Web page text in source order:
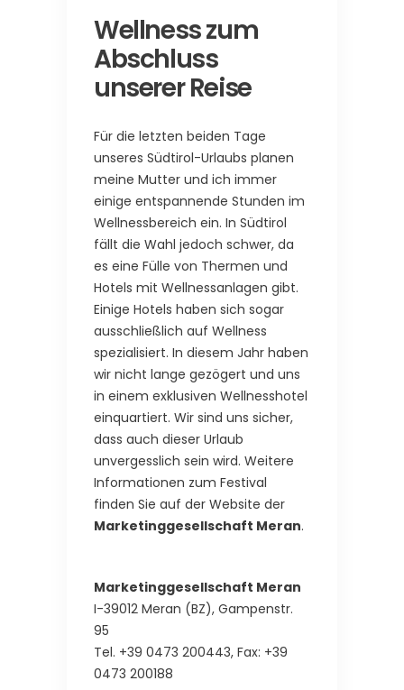
Wellness zum
Abschluss
unserer Reise
Für die letzten beiden Tage
unseres Südtirol-Urlaubs planen
meine Mutter und ich immer
einige entspannende Stunden im
Wellnessbereich ein. In Südtirol
fällt die Wahl jedoch schwer, da
es eine Fülle von Thermen und
Hotels mit Wellnessanlagen gibt.
Einige Hotels haben sich sogar
ausschließlich auf Wellness
spezialisiert. In diesem Jahr haben
wir nicht lange gezögert und uns
in einem exklusiven Wellnesshotel
einquartiert. Wir sind uns sicher,
dass auch dieser Urlaub
unvergesslich sein wird. Weitere
Informationen zum Festival
finden Sie auf der Website der
Marketinggesellschaft Meran.
Marketinggesellschaft Meran
I-39012 Meran (BZ), Gampenstr.
95
Tel. +39 0473 200443, Fax: +39
0473 200188